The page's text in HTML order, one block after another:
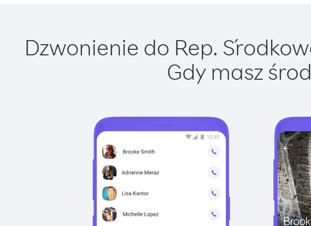
Dzwonienie do Rep.
Gdy masz